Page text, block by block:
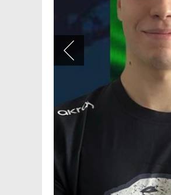
Nella prima parte della prima